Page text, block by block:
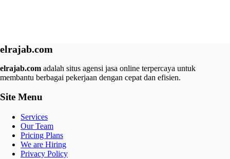
elrajab.com
elrajab.com adalah situs agensi jasa online terpercaya untuk
membantu berbagai pekerjaan dengan cepat dan efisien.
Site Menu
Services
Our Team
Pricing Plans
We are Hiring
Privacy Policy